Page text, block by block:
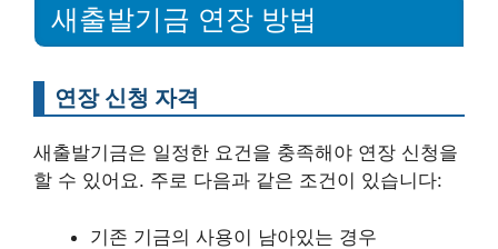
새출발기금 연장 방법
연장 신청 자격
새출발기금은 일정한 요건을 충족해야 연장 신청을
할 수 있어요. 주로 다음과 같은 조건이 있습니다:
기존 기금의 사용이 남아있는 경우